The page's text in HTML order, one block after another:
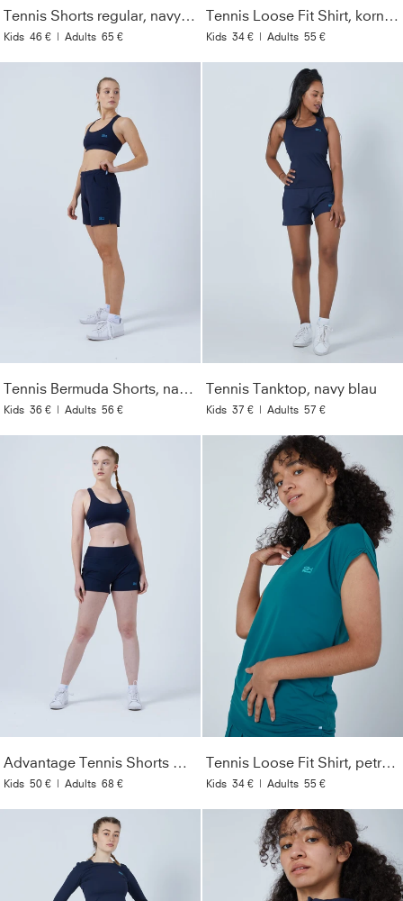
Tennis Shorts regular, navy blau
Kids 46 € | Adults 65 €
Tennis Loose Fit Shirt, kornblumen blau
Kids 34 € | Adults 55 €
Tennis Bermuda Shorts, navy blau
Kids 36 € | Adults 56 €
Tennis Tanktop, navy blau
Kids 37 € | Adults 57 €
Advantage Tennis Shorts mit Ballhalter, navy blau
Kids 50 € | Adults 68 €
Tennis Loose Fit Shirt, petrol grün
Kids 34 € | Adults 55 €